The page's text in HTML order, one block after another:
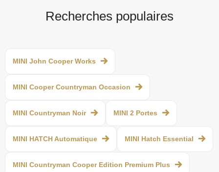
Recherches populaires
MINI John Cooper Works
MINI Cooper Countryman Occasion
MINI Countryman Noir MINI 2 Portes
MINI HATCH Automatique MINI Hatch Essential
MINI Countryman Cooper Edition Premium Plus